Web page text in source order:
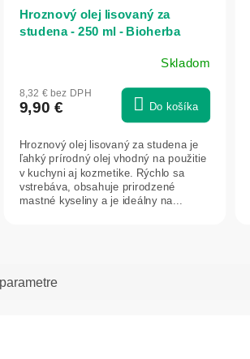
Hroznový olej lisovaný za
studena - 250 ml - Bioherba
Skladom
8,32 € bez DPH
9,90 € Do košíka
Hroznový olej lisovaný za studena je
ľahký prírodný olej vhodný na použitie
v kuchyni aj kozmetike. Rýchlo sa
vstrebáva, obsahuje prirodzené
mastné kyseliny a je ideálny na...